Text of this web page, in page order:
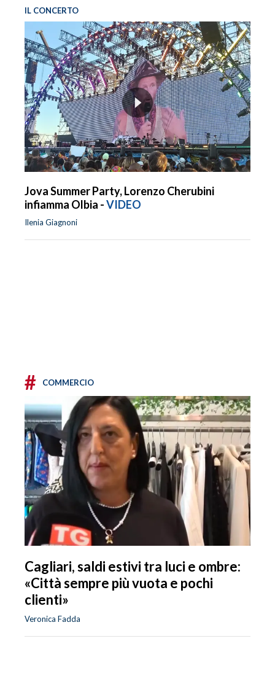
IL CONCERTO
Jova Summer Party, Lorenzo Cherubini
infiamma Olbia -VIDEO
Ilenia Giagnoni
# COMMERCIO
Cagliari, saldi estivi tra luci e ombre:
«Città sempre più vuota e pochi
clienti»
Veronica Fadda